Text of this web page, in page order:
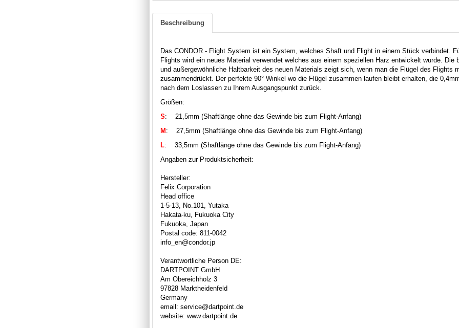
Beschreibung
Das CONDOR - Flight System ist ein System, welches Shaft und Flight in einem Stück verbindet.
Flights wird ein neues Material verwendet welches aus einem speziellen Harz entwickelt wurde. Die
und außergewöhnliche Haltbarkeit des neuen Materials zeigt sich, wenn man die Flügel des Flights
zusammendrückt. Der perfekte 90° Winkel wo die Flügel zusammen laufen bleibt erhalten, die
nach dem Loslassen zu Ihrem Ausgangspunkt zurück.
Größen:
S: 21,5mm (Shaftlänge ohne das Gewinde bis zum Flight-Anfang)
M: 27,5mm (Shaftlänge ohne das Gewinde bis zum Flight-Anfang)
L: 33,5mm (Shaftlänge ohne das Gewinde bis zum Flight-Anfang)
Angaben zur Produktsicherheit:
Hersteller:
Felix Corporation
Head office
1-5-13, No.101, Yutaka
Hakata-ku, Fukuoka City
Fukuoka, Japan
Postal code: 811-0042
info_en@condor.jp
Verantwortliche Person DE:
DARTPOINT GmbH
Am Obereichholz 3
97828 Marktheidenfeld
Germany
email: service@dartpoint.de
website: www.dartpoint.de